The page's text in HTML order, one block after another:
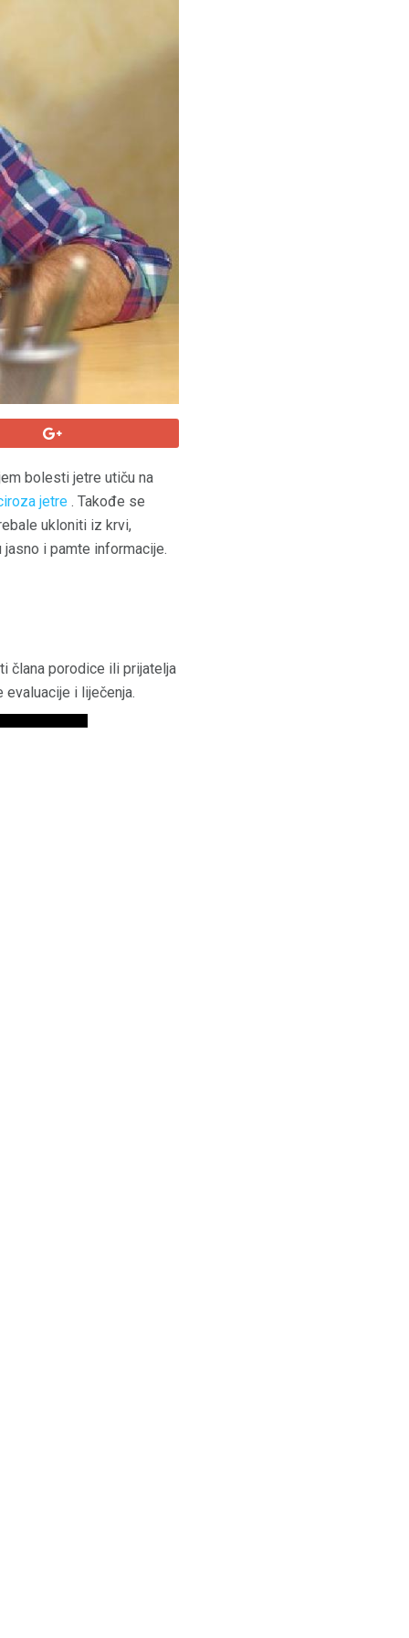
bolesti jetre utiču na
jetre . Takođe se
ukloniti iz krvi,
i pamte informacije.
člana porodice ili prijatelja
i liječenja.